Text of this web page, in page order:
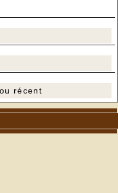
récent
l'atelier....